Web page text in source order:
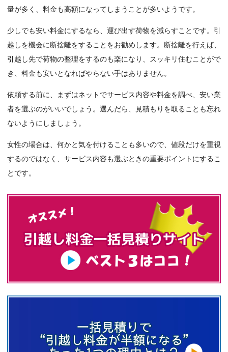
量が多く、料金も高額になってしまうことが多いようです。
少しでも安い料金にするなら、運び出す荷物を減らすことです。引
越しを機会に断捨離をすることをお勧めします。断捨離を行えば、
引越し先で荷物の整理をするのも楽になり、スッキリ住むことがで
き、料金も安いとなればやらない手はありません。
依頼する前に、まずはネットでサービス内容や料金を調べ、安い業
者を選ぶのがいいでしょう。選んだら、見積もりを取ることも忘れ
ないようにしましょう。
女性の場合は、何かと気を付けることも多いので、値段だけを重視
するのではなく、サービス内容も選ぶときの重要ポイントにするこ
とです。